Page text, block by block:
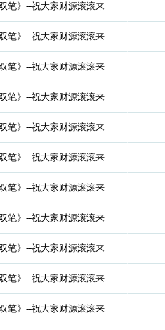
笔》--祝大家财源滚滚来
笔》--祝大家财源滚滚来
笔》--祝大家财源滚滚来
笔》--祝大家财源滚滚来
笔》--祝大家财源滚滚来
笔》--祝大家财源滚滚来
笔》--祝大家财源滚滚来
笔》--祝大家财源滚滚来
笔》--祝大家财源滚滚来
笔》--祝大家财源滚滚来
笔》--祝大家财源滚滚来